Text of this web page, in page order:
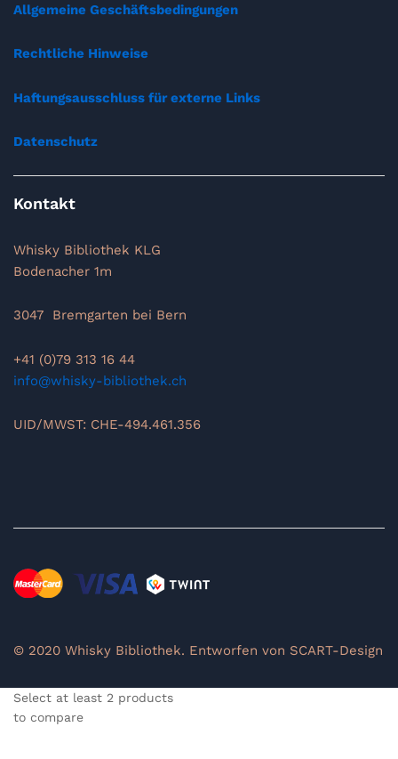
Allgemeine Geschäftsbedingungen
Rechtliche Hinweise
Haftungsausschluss für externe Links
Datenschutz
Kontakt
Whisky Bibliothek KLG
Bodenacher 1m
3047 Bremgarten bei Bern
+41 (0)79 313 16 44
info@whisky-bibliothek.ch
UID/MWST: CHE-494.461.356
© 2020 Whisky Bibliothek. Entworfen von SCART-Design
Select at least 2 products
to compare